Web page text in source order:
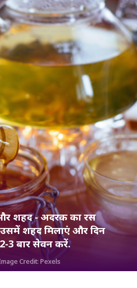
शहद - अदरक का रस
शहद मिलाएं और दिन
3 बार सेवन करें.
Credit: Pexels